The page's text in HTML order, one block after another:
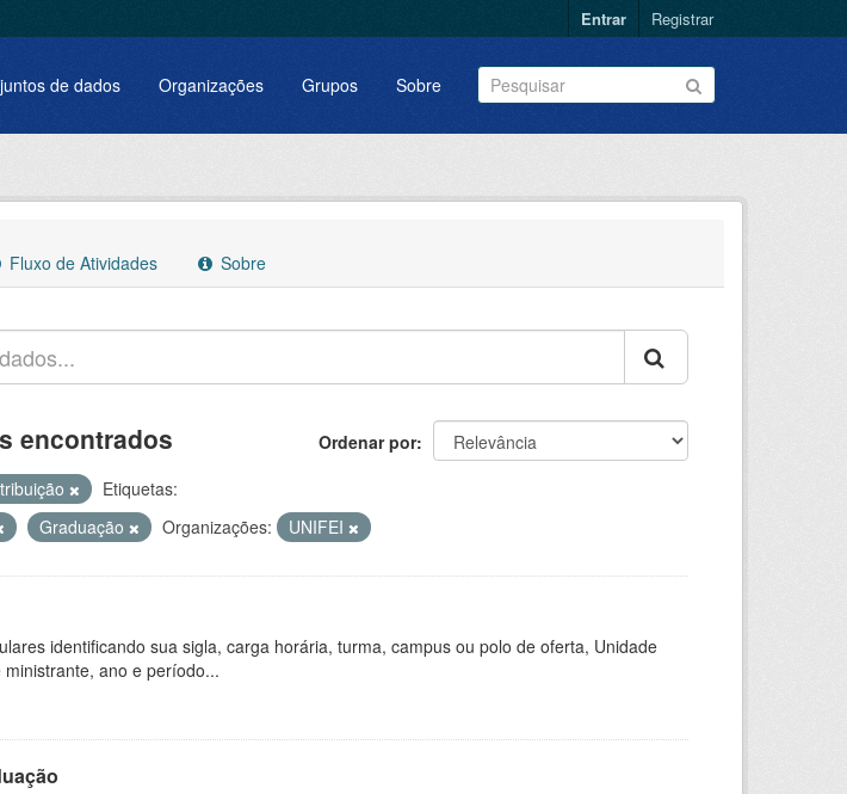
Entrar Registrar
de dados Organizações Grupos Sobre
Fluxo de Atividades Sobre
Ordenar por
encontrados
Etiquetas:
Graduação Organizações: UNIFEI
identificando sua sigla, carga horária, turma, campus ou polo de oferta, Unidade
ano e período...